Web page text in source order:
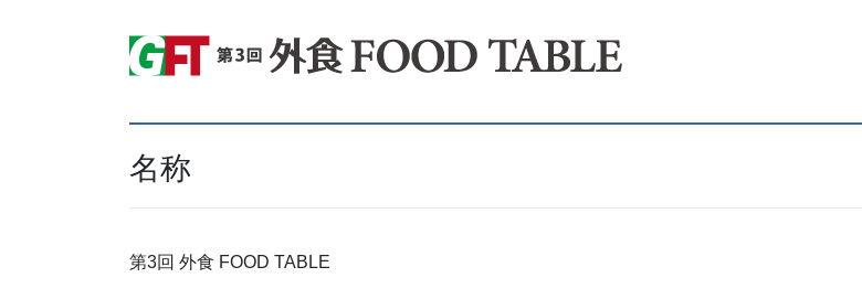
名称
第3回 外食 FOOD TABLE